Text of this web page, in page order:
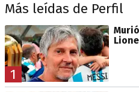
Más leídas de Perfil
1